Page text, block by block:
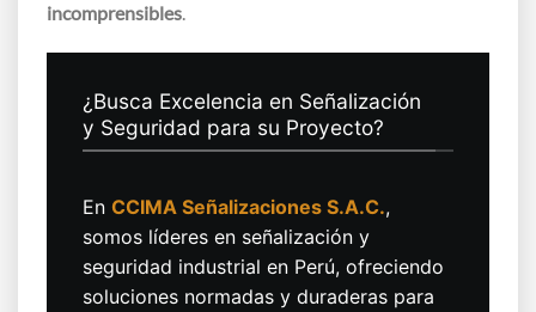
incomprensibles.
¿Busca Excelencia en Señalización
y Seguridad para su Proyecto?
En CCIMA Señalizaciones S.A.C.,
somos líderes en señalización y
seguridad industrial en Perú, ofreciendo
soluciones normadas y duraderas para